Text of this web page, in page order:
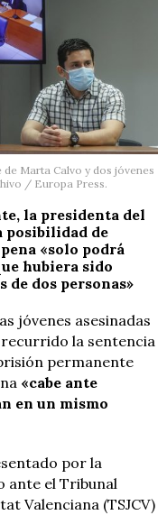
Marta Calvo y dos jóvenes
/ Europa Press.
la presidenta del
posibilidad de
«solo podrá
hubiera sido
de dos personas»
jóvenes asesinadas
recurrido la sentencia
permanente
«cabe ante
en un mismo
por la
ante el Tribunal
Valenciana (TSJCV)